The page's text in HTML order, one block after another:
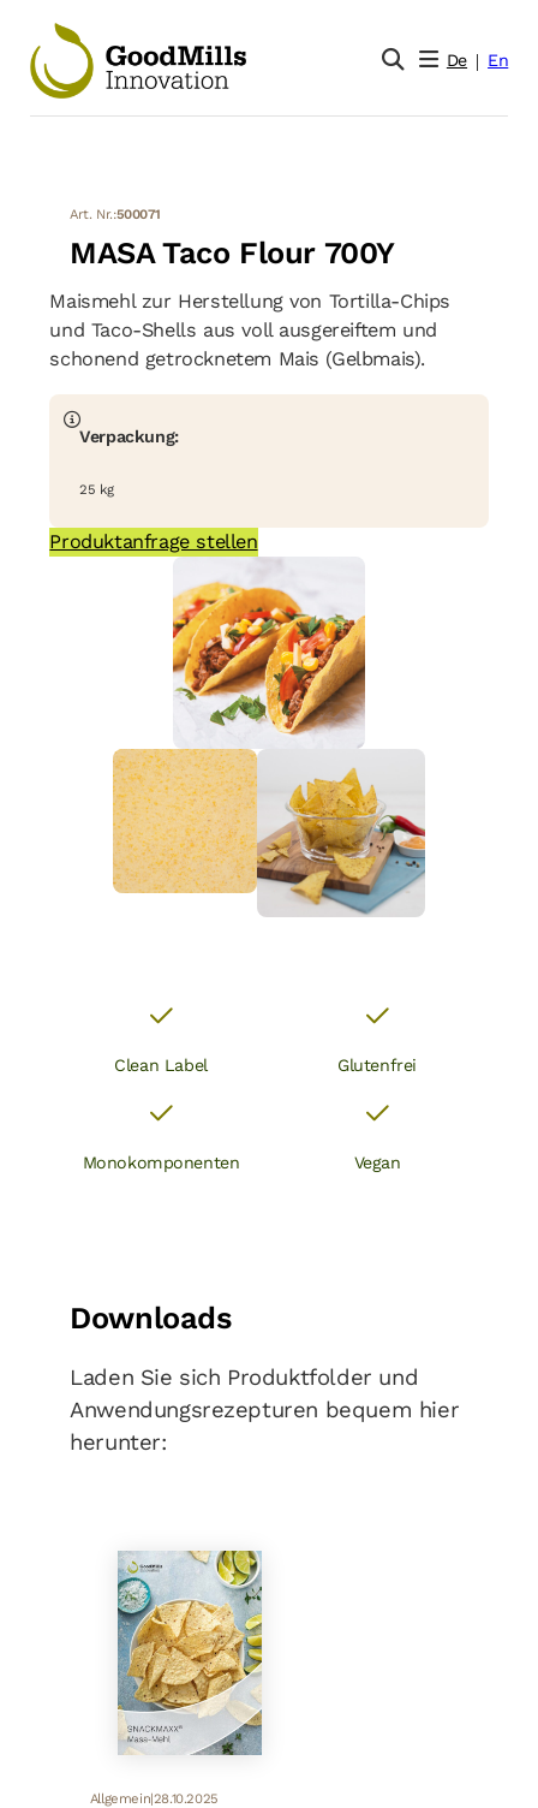
De En
Art. Nr.:500071
MASA Taco Flour 700Y
Maismehl zur Herstellung von Tortilla-Chips
und Taco-Shells aus voll ausgereiftem und
schonend getrocknetem Mais (Gelbmais).
Verpackung:
25 kg
Produktanfrage stellen
Clean Label Glutenfrei
Monokomponenten Vegan
Downloads
Laden Sie sich Produktfolder und
Anwendungsrezepturen bequem hier
herunter:
Allgemein|28.10.2025